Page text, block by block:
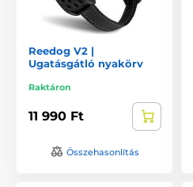
Reedog V2 |
Ugatásgátló nyakörv
Raktáron
11 990 Ft
Összehasonlítás